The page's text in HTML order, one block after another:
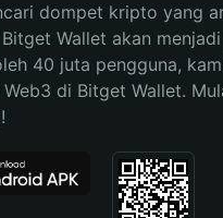
dompet kripto yang
Wallet akan
40 juta pengguna,
di Bitget Wallet.